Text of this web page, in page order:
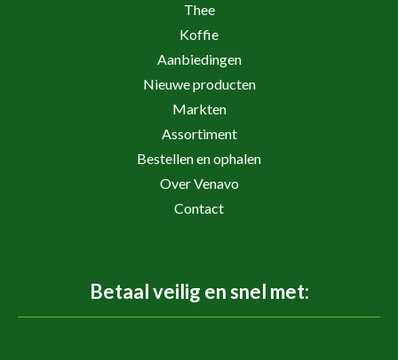
Thee
Koffie
Aanbiedingen
Nieuwe producten
Markten
Assortiment
Bestellen en ophalen
Over Venavo
Contact
Betaal veilig en snel met: